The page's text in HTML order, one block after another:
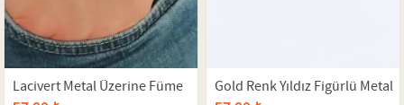
Lacivert Metal Üzerine Füme
Gold Renk Yıldız Figürlü Metal